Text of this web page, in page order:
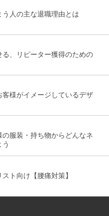
人の主な退職理由とは
る、リピーター獲得のための
様がイメージしているデザ
服装・持ち物からどんなネ
ト向け【腰痛対策】